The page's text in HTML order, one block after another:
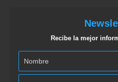
Recibe la mejor